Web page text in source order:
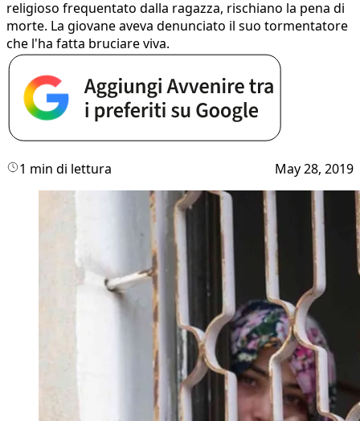
religioso frequentato dalla ragazza, rischiano la pena di
morte. La giovane aveva denunciato il suo tormentatore
che l'ha fatta bruciare viva.
1 min di lettura May 28, 2019